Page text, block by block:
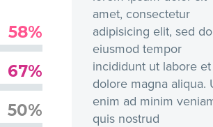
58%
67%
50%
amet, consectetur
adipisicing elit, sed do
eiusmod tempor
incididunt ut labore et
dolore magna aliqua.
enim ad minim
quis nostrud